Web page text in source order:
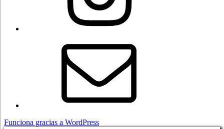
Funciona gracias a WordPress